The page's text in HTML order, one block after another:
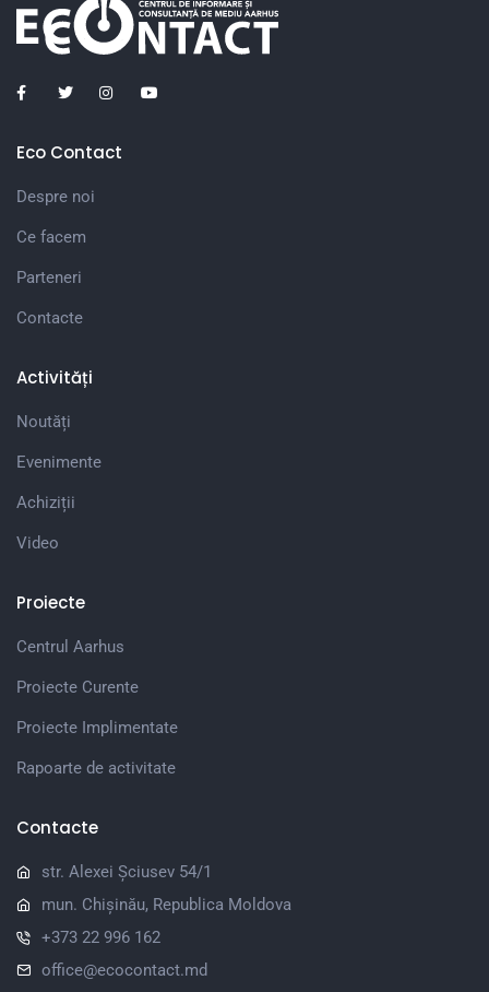
Eco Contact
Despre noi
Ce facem
Parteneri
Contacte
Activități
Noutăți
Evenimente
Achiziții
Video
Proiecte
Centrul Aarhus
Proiecte Curente
Proiecte Implimentate
Rapoarte de activitate
Contacte
str. Alexei Șciusev 54/1
mun. Chișinău, Republica Moldova
+373 22 996 162
office@ecocontact.md